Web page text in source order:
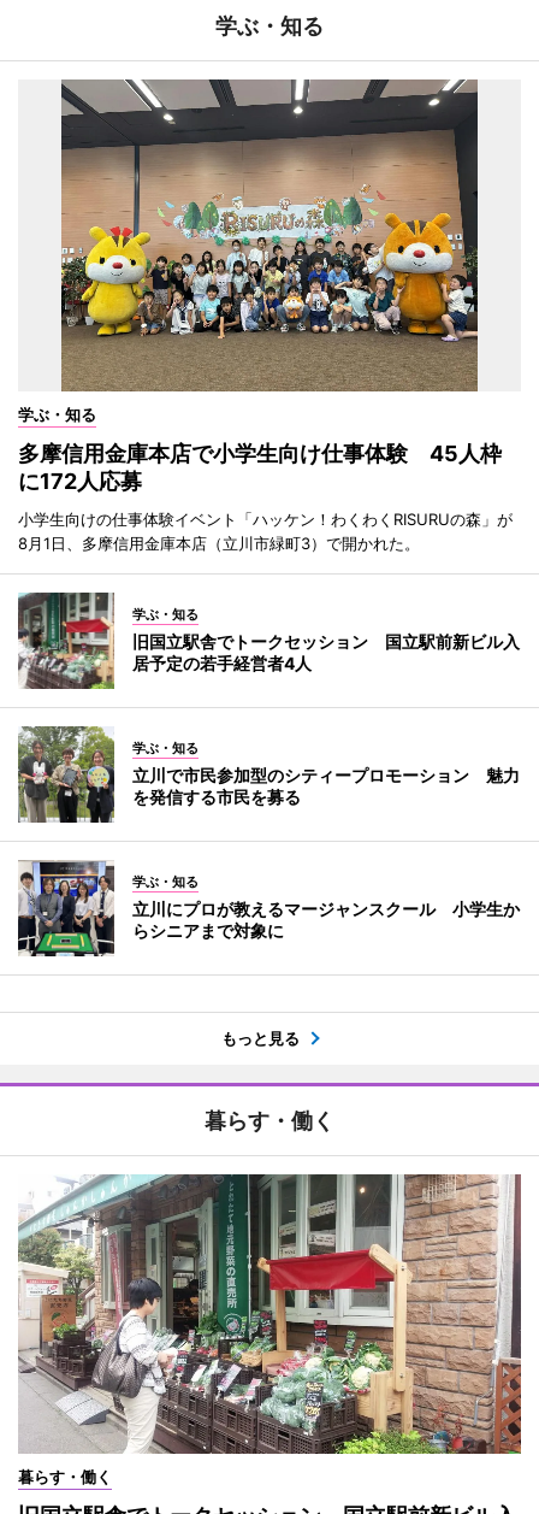
学ぶ・知る
学ぶ・知る
多摩信用金庫本店で小学生向け仕事体験 45人枠
に172人応募
小学生向けの仕事体験イベント「ハッケン！わくわくRISURUの森」が
8月1日、多摩信用金庫本店（立川市緑町3）で開かれた。
学ぶ・知る
旧国立駅舎でトークセッション 国立駅前新ビル入
居予定の若手経営者4人
学ぶ・知る
立川で市民参加型のシティープロモーション 魅力
を発信する市民を募る
学ぶ・知る
立川にプロが教えるマージャンスクール 小学生か
らシニアまで対象に
もっと見る
暮らす・働く
暮らす・働く